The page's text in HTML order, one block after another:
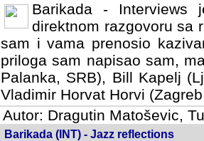
Barikada -
direktnom razgovoru sa
sam i vama prenosio
priloga sam napisao sam,
Palanka, SRB), Bill Kapelj
Vladimir Horvat Horvi
Autor: Dragutin Matoševic,
Barikada (INT) - Jazz reflections